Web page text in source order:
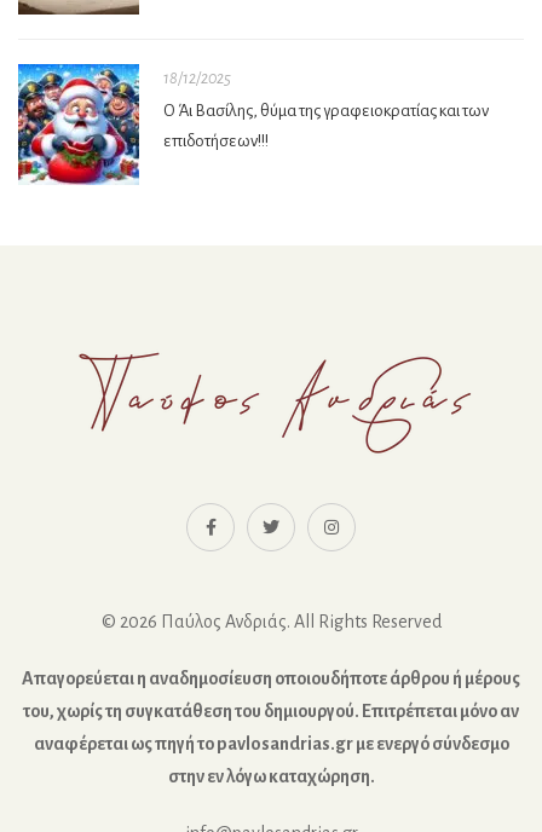
18/12/2025
Ο Άι Βασίλης, θύμα της γραφειοκρατίας και των
επιδοτήσεων!!!
© 2026 Παύλος Ανδριάς. All Rights Reserved
Απαγορεύεται η αναδημοσίευση οποιουδήποτε άρθρου ή μέρους
του, χωρίς τη συγκατάθεση του δημιουργού. Επιτρέπεται μόνο αν
αναφέρεται ως πηγή το pavlosandrias.gr με ενεργό σύνδεσμο
στην εν λόγω καταχώρηση.